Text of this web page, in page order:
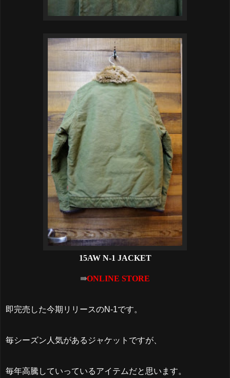
15AW N-1 JACKET
⇛ONLINE STORE
即完売した今期リリースのN-1です。
毎シーズン人気があるジャケットですが、
毎年高騰していっているアイテムだと思います。